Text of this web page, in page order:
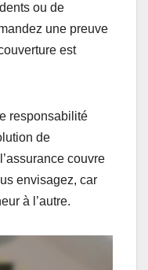
ou de
une preuve
est
responsabilité
de
couvre
envisagez, car
à l’autre.